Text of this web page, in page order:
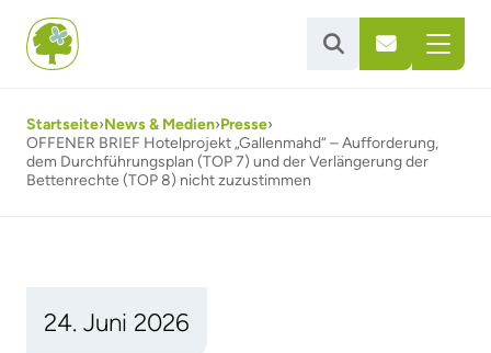
 
Startseite›News & Medien›Presse›
OFFENER BRIEF Hotelprojekt „Gallenmahd“ – Aufforderung,
dem Durchführungsplan (TOP 7) und der Verlängerung der
Bettenrechte (TOP 8) nicht zuzustimmen
24. Juni 2026